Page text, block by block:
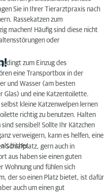
Sie in Ihrer Tierarztpraxis nach
Rassekatzen zum
machen! Häufig sind diese nicht
oder
zum Einzug des
eine Transportbox in der
und Wasser (am besten
Glas) und eine Katzentoilette.
kleine Katzenwelpen lernen
richtig zu benutzen. Halten
sensibel! Sollte Ihr Kätzchen
verweigern, kann es helfen, eine
bisher.
Schlafplatz, gern auch in
aus haben sie einen guten
Wohnung und fühlen sich
der so einen Platz bietet, ist dafür
auch um einen gut